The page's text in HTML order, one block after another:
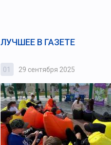
ЛУЧШЕЕ В ГАЗЕТЕ
01 29 сентября 2025